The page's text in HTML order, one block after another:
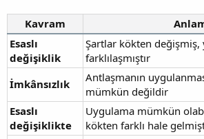
Kavram
Esaslı
değişiklik
Şartlar kökten
farklılaşmıştır
İmkânsızlık
Antlaşmanın
mümkün değildir
Esaslı
değişiklikte
Uygulama mümkün
kökten farklı hale